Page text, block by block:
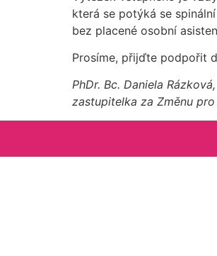
která se potýká se
bez placené osobní
Prosíme, přijďte podpořit
PhDr. Bc. Daniela Rázková,
zastupitelka za Změnu pro